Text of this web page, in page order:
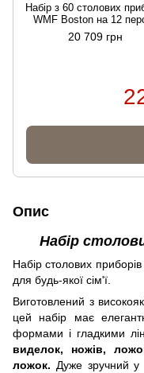
Набір з 60 столових
WMF Boston на 12
20 709 грн
Опис
Набір
Набір столових
для будь-якої сім'ї.
Виготовлений з
цей набір має
формами і гладкими
виделок, ножів,
ложок. Дуже зручний у